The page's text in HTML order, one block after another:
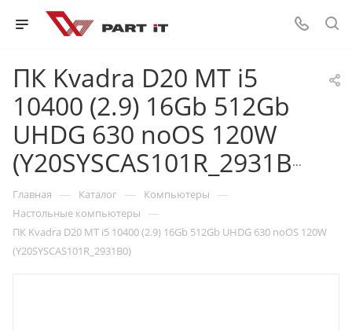
ПК Kvadra D20 MT i5
10400 (2.9) 16Gb 512Gb
UHDG 630 noOS 120W
(Y20SYSCAS101R_2931B0)
Главная — Каталог — Компьютеры —
Настольные компьютеры —
ПК Kvadra D20 MT i5 10400 (2.9) 16Gb 512Gb UHDG 630 noOS 120W
(Y20SYSCAS101R_2931B0)